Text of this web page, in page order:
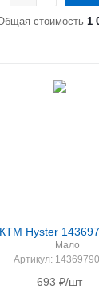
стоимость 1
Hyster
Мало
Артикул:
693 ₽/шт